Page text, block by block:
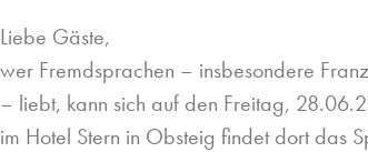
Liebe Gäste,
wer Fremdsprachen – insbesondere
– liebt, kann sich auf den Freitag,
im Hotel Stern in Obsteig findet dort das